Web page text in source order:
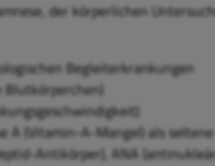
der körperlichen
Begleiterkrankungen
A (Vitamin-A-Mangel) als
Antikörper), ANA